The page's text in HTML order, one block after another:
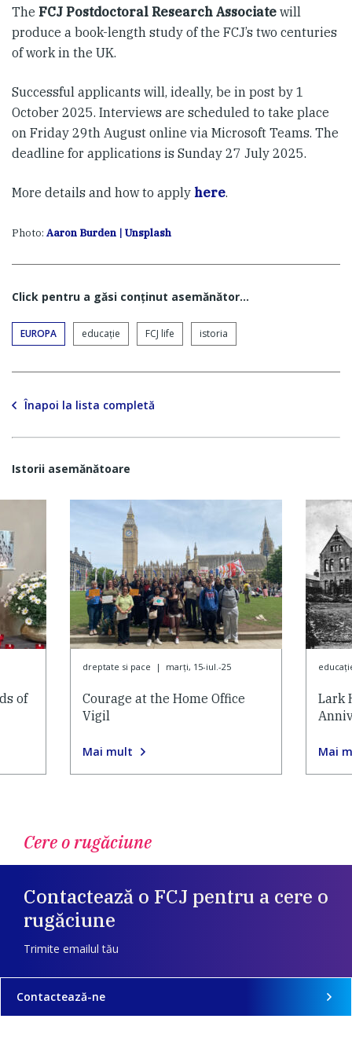
The FCJ Postdoctoral Research Associate will
produce a book-length study of the FCJ’s two centuries
of work in the UK.
Successful applicants will, ideally, be in post by 1
October 2025. Interviews are scheduled to take place
on Friday 29th August online via Microsoft Teams. The
deadline for applications is Sunday 27 July 2025.
More details and how to apply here.
Photo: Aaron Burden | Unsplash
Click pentru a găsi conţinut asemănător...
EUROPA educaţie FCJ life istoria
Înapoi la lista completă
Istorii asemănătoare
of
dreptate si pace | marți, 15-iul.-25
Courage at the Home Office
Vigil
Mai mult
Lark
Mai
Cere o rugăciune
Contactează o FCJ pentru a cere o
rugăciune
Trimite emailul tău
Contactează-ne